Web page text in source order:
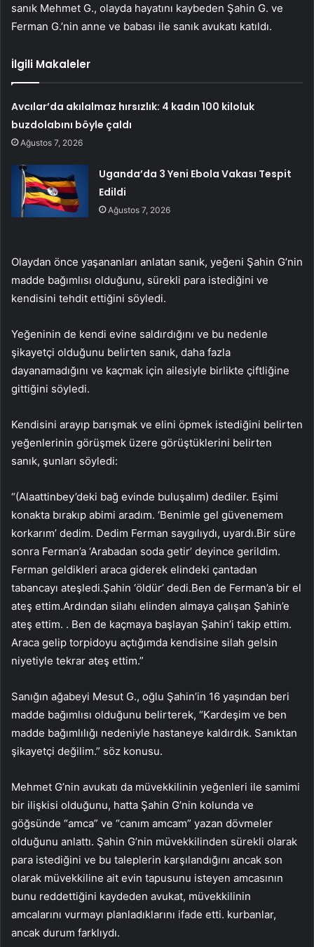
sanık Mehmet G., olayda hayatını kaybeden Şahin G. ve
Ferman G.’nin anne ve babası ile sanık avukatı katıldı.
İlgili Makaleler
Avcılar’da akılalmaz hırsızlık: 4 kadın 100 kiloluk
buzdolabını böyle çaldı
Ağustos 7, 2026
Uganda’da 3 Yeni Ebola Vakası Tespit
Edildi
Ağustos 7, 2026
Olaydan önce yaşananları anlatan sanık, yeğeni Şahin G’nin
madde bağımlısı olduğunu, sürekli para istediğini ve
kendisini tehdit ettiğini söyledi.
Yeğeninin de kendi evine saldırdığını ve bu nedenle
şikayetçi olduğunu belirten sanık, daha fazla
dayanamadığını ve kaçmak için ailesiyle birlikte çiftliğine
gittiğini söyledi.
Kendisini arayıp barışmak ve elini öpmek istediğini belirten
yeğenlerinin görüşmek üzere görüştüklerini belirten
sanık, şunları söyledi:
“(Alaattinbey’deki bağ evinde buluşalım) dediler. Eşimi
konakta bırakıp abimi aradım. ‘Benimle gel güvenemem
korkarım’ dedim. Dedim Ferman saygılıydı, uyardı.Bir süre
sonra Ferman’a ‘Arabadan soda getir’ deyince gerildim.
Ferman geldikleri araca giderek elindeki çantadan
tabancayı ateşledi.Şahin ‘öldür’ dedi.Ben de Ferman’a bir el
ateş ettim.Ardından silahı elinden almaya çalışan Şahin’e
ateş ettim. . Ben de kaçmaya başlayan Şahin’i takip ettim.
Araca gelip torpidoyu açtığımda kendisine silah gelsin
niyetiyle tekrar ateş ettim.”
Sanığın ağabeyi Mesut G., oğlu Şahin’in 16 yaşından beri
madde bağımlısı olduğunu belirterek, “Kardeşim ve ben
madde bağımlılığı nedeniyle hastaneye kaldırdık. Sanıktan
şikayetçi değilim.” söz konusu.
Mehmet G’nin avukatı da müvekkilinin yeğenleri ile samimi
bir ilişkisi olduğunu, hatta Şahin G’nin kolunda ve
göğsünde “amca” ve “canım amcam” yazan dövmeler
olduğunu anlattı. Şahin G’nin müvekkilinden sürekli olarak
para istediğini ve bu taleplerin karşılandığını ancak son
olarak müvekkiline ait evin tapusunu isteyen amcasının
bunu reddettiğini kaydeden avukat, müvekkilinin
amcalarını vurmayı planladıklarını ifade etti. kurbanlar,
ancak durum farklıydı.